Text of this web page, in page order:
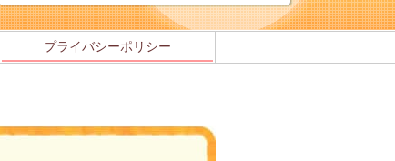
プライバシーポリシー